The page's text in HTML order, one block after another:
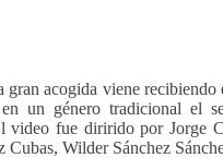
gran acogida viene
un género tradicional el
video fue dirirido por Jorge
Cubas, Wilder Sánchez